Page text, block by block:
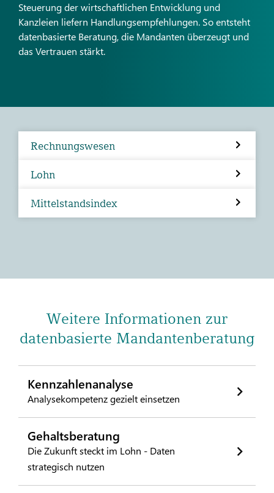
Steuerung der wirtschaftlichen Entwicklung und
Kanzleien liefern Handlungsempfehlungen. So entsteht
datenbasierte Beratung, die Mandanten überzeugt und
das Vertrauen stärkt.
Rechnungswesen
Lohn
Mittelstandsindex
Weitere Informationen zur
datenbasierte Mandantenberatung
Kennzahlenanalyse
Analysekompetenz gezielt einsetzen
Gehaltsberatung
Die Zukunft steckt im Lohn - Daten
strategisch nutzen